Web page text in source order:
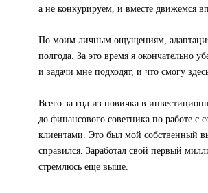
а не конкурируем, и вместе движемся
По моим личным ощущениям,
полгода. За это время я окончательно
и задачи мне подходят, и что смогу
Всего за год из новичка в
до финансового советника по работе с
клиентами. Это был мой собственный
справился. Заработал свой первый
стремлюсь еще выше.